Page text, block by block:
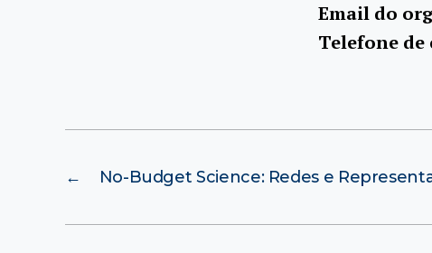
Email do
Telefone
← No-Budget Science: Redes e